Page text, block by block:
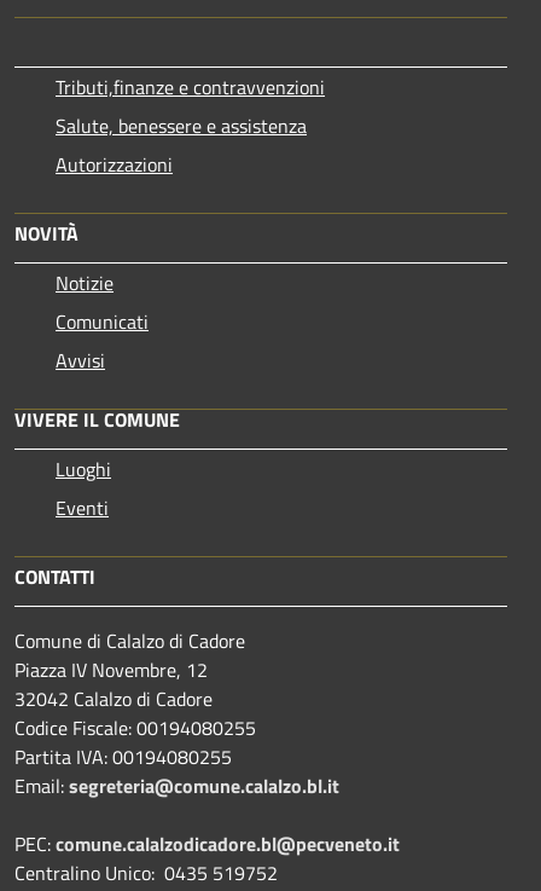
Tributi,finanze e contravvenzioni
Salute, benessere e assistenza
Autorizzazioni
NOVITÀ
Notizie
Comunicati
Avvisi
VIVERE IL COMUNE
Luoghi
Eventi
CONTATTI
Comune di Calalzo di Cadore
Piazza IV Novembre, 12
32042 Calalzo di Cadore
Codice Fiscale: 00194080255
Partita IVA: 00194080255
Email:segreteria@comune.calalzo.bl.it
PEC:comune.calalzodicadore.bl@pecveneto.it
Centralino Unico: 0435 519752